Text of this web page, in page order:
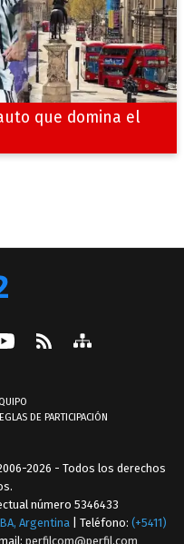
que domina el
DE PARTICIPACIÓN
2026 - Todos los derechos
número 5346433
Argentina | Teléfono: (+5411)
perfilcom@perfil.com